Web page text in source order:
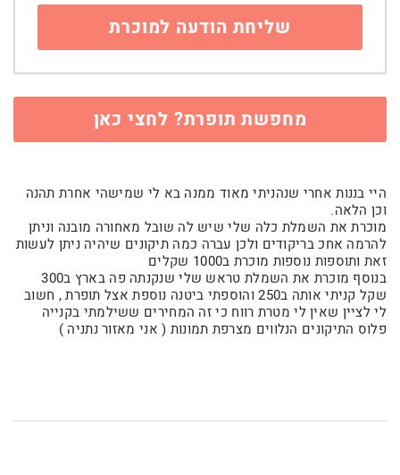
מחפשת תופרת? לחצי כאן
היי בננות אחרי שנהניתי מאוד ממנה בא לי שמישהי אחרת תהנה
וכן הלאה.
מוכרת את השמלת כלה שלי שיש לה שובל מאחורה מובנה וניתן
להרמה אחכ בריקודים ולכן עברה כמה תיקונים שיהיה ניתן לעשות
זאת ותוספות נוספות מוכרת ב1000 שקלים
בנוסף מוכרת את השמלת טראש שלי שנקנתה פה בארץ ב300
שקל קניתי אותה ב250 והוספתי ביטנה נוספת אצל תופרת , חשוב
לי לציין שאין לי מטרת רווח כי זה המחירים ששילמתי בקנייה
פלוס התיקונים הנלווים מצרפת תמונות ( אני מאזור נתניה )